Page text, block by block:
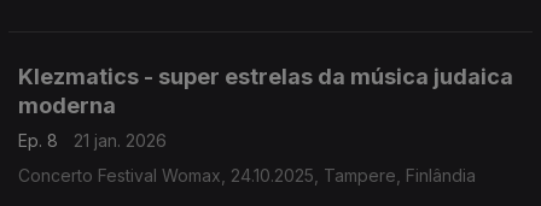
Klezmatics - super estrelas da música judaica
moderna
Ep. 8
21 jan. 2026
Concerto Festival Womax, 24.10.2025, Tampere, Finlândia